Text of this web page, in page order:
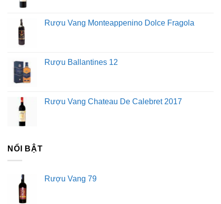
Rượu Vang Monteappenino Dolce Fragola
Rượu Ballantines 12
Rượu Vang Chateau De Calebret 2017
NỔI BẬT
Rượu Vang 79